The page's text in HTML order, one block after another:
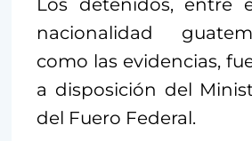
Los detenidos, entre
nacionalidad
como las evidencias,
a disposición del
del Fuero Federal.